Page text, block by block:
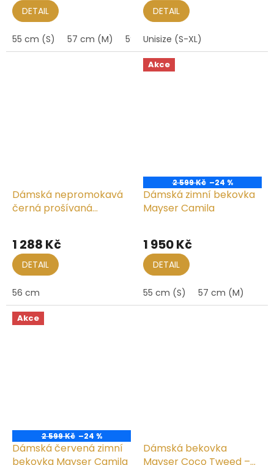
DETAIL
55 cm (S) 57 cm (M) 59 cm (L)
DETAIL
Unisize (S-XL)
Dámská nepromokavá
černá prošívaná
1 288 Kč
DETAIL
56 cm
Akce
2 599 Kč –24 %
Dámská zimní bekovka
Mayser Camila
1 950 Kč
DETAIL
55 cm (S) 57 cm (M)
Akce
2 599 Kč –24 %
Dámská červená zimní
bekovka Mayser Camila
Dámská bekovka
Mayser Coco Tweed –